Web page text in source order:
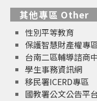
其他專區 Other
性別平等教育
保護智慧財產權專
台南二區輔導諮商
學生事務資訊網
移民署ICERD專區
國教署公文公告平